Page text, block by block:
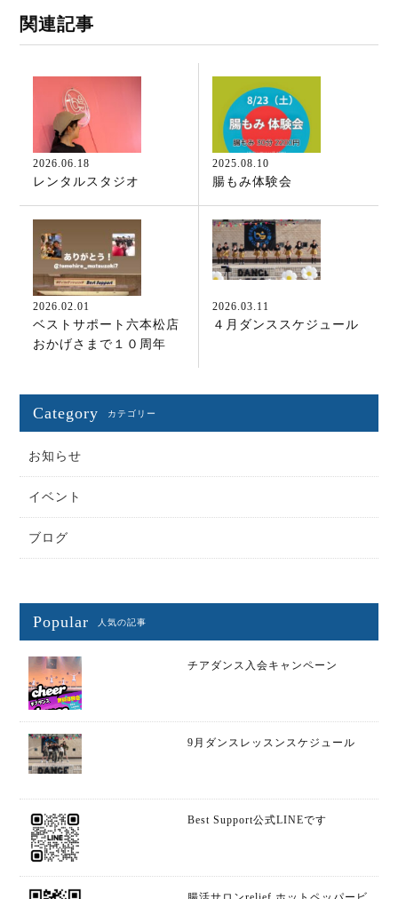
関連記事
2026.06.18
レンタルスタジオ
2025.08.10
腸もみ体験会
2026.02.01
ベストサポート六本松店
おかげさまで１０周年
2026.03.11
４月ダンススケジュール
Category カテゴリー
お知らせ
イベント
ブログ
Popular 人気の記事
チアダンス入会キャンペーン
9月ダンスレッスンスケジュール
Best Support公式LINEです